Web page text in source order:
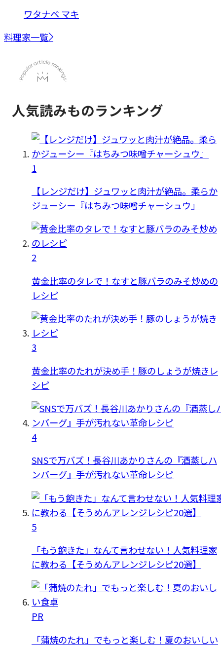
ワタナベ マキ
料理家一覧
人気読みものランキング
1
【レンジだけ】ジュワッと肉汁が絶品。柔らか
ジューシー『はちみつ味噌チャーシュウ』
2
黄金比率のタレで！なすと豚バラのみそ炒めの
レシピ
3
黄金比率のたれが決め手！豚のしょうが焼きレ
シピ
4
SNSで万バズ！長谷川あかりさんの『酒蒸しハ
ンバーグ』手が汚れない革命レシピ
5
「もう飽きた」なんて言わせない！人気料理家
に教わる【そうめんアレンジレシピ20選】
PR
「蒲焼のたれ」でもっと楽しむ！夏のおいしい